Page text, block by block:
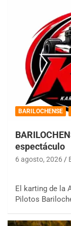
BARILOCHENSE
espectáculo
6 agosto, 2026
El karting de la
Pilotos